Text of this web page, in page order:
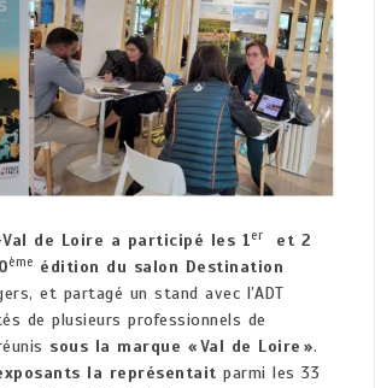
Val de Loire a participé les 1er
et 2
ème édition du salon Destination
et partagé un stand avec l’ADT
de plusieurs professionnels de
sous la marque « Val de Loire ».
la représentait parmi les 33